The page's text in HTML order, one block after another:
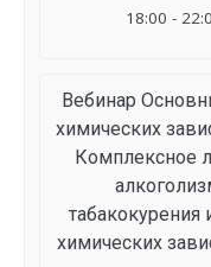
18:00 -
Вебинар
химических
Комплексное
табакокурения
химических